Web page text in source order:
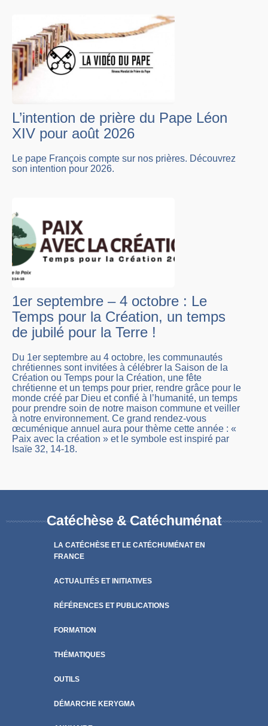
L’intention de prière du Pape Léon
XIV pour août 2026
Le pape François compte sur nos prières. Découvrez
son intention pour 2026.
1er septembre – 4 octobre : Le
Temps pour la Création, un temps
de jubilé pour la Terre !
Du 1er septembre au 4 octobre, les communautés
chrétiennes sont invitées à célébrer la Saison de la
Création ou Temps pour la Création, une fête
chrétienne et un temps pour prier, rendre grâce pour le
monde créé par Dieu et confié à l’humanité, un temps
pour prendre soin de notre maison commune et veiller
à notre environnement. Ce grand rendez-vous
œcuménique annuel aura pour thème cette année : «
Paix avec la création » et le symbole est inspiré par
Isaïe 32, 14-18.
Catéchèse & Catéchuménat
LA CATÉCHÈSE ET LE CATÉCHUMÉNAT EN
FRANCE
ACTUALITÉS ET INITIATIVES
RÉFÉRENCES ET PUBLICATIONS
FORMATION
THÉMATIQUES
OUTILS
DÉMARCHE KERYGMA